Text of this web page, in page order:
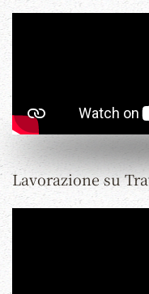
Lavorazione su